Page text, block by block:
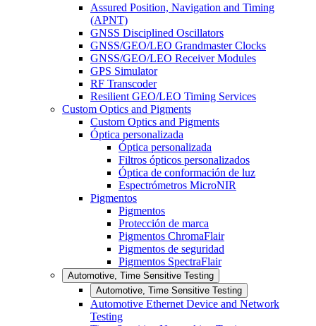
Assured Position, Navigation and Timing
(APNT)
GNSS Disciplined Oscillators
GNSS/GEO/LEO Grandmaster Clocks
GNSS/GEO/LEO Receiver Modules
GPS Simulator
RF Transcoder
Resilient GEO/LEO Timing Services
Custom Optics and Pigments
Custom Optics and Pigments
Óptica personalizada
Óptica personalizada
Filtros ópticos personalizados
Óptica de conformación de luz
Espectrómetros MicroNIR
Pigmentos
Pigmentos
Protección de marca
Pigmentos ChromaFlair
Pigmentos de seguridad
Pigmentos SpectraFlair
Automotive, Time Sensitive Testing
Automotive, Time Sensitive Testing
Automotive Ethernet Device and Network
Testing